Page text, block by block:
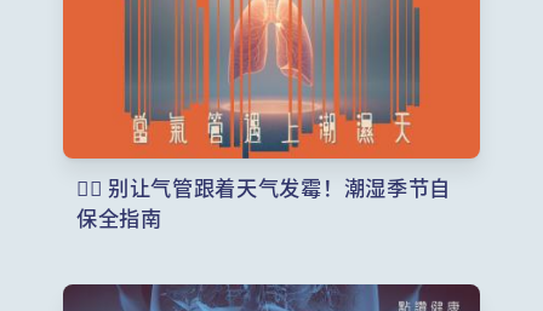
️ 别让气管跟着天气发霉！潮湿季节自
保全指南